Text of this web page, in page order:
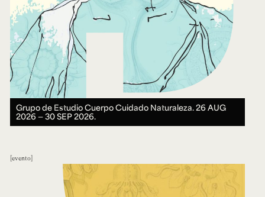
Grupo de Estudio Cuerpo Cuidado Naturaleza.26 AUG
2026 ― 30 SEP 2026.
evento